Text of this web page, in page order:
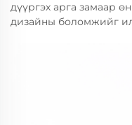
дүүргэх арга замаар
дизайны боломжийг